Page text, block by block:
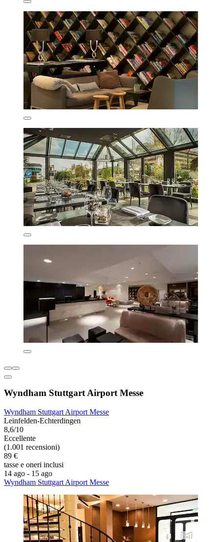
Wyndham Stuttgart Airport Messe
Wyndham Stuttgart Airport Messe
Leinfelden-Echterdingen
8,6/10
Eccellente
(1.001 recensioni)
89 €
tasse e oneri inclusi
14 ago - 15 ago
Wyndham Stuttgart Airport Messe